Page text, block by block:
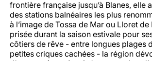
frontière française jusqu’à Blanes, elle
des stations balnéaires les plus
à l’image de Tossa de Mar ou Lloret de
prisée durant la saison estivale pour
côtiers de rêve - entre longues plages
petites criques cachées - la région